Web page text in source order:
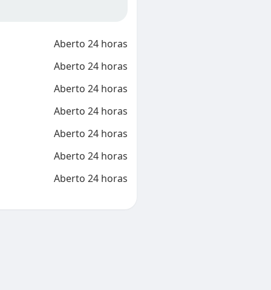
Aberto 24 horas
Aberto 24 horas
Aberto 24 horas
Aberto 24 horas
Aberto 24 horas
Aberto 24 horas
Aberto 24 horas